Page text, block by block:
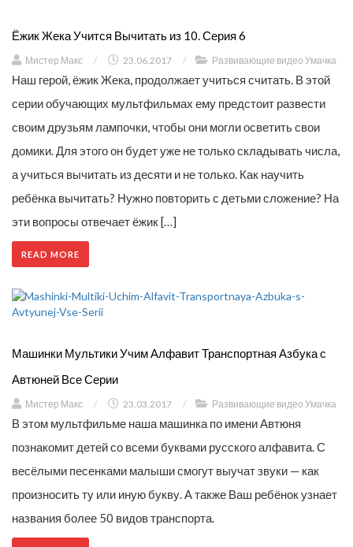
Ёжик Жека Учится Вычитать из 10. Серия 6
Мистер Макс / 23.06.2017 / Развивающие видео Умачка
Наш герой, ёжик Жека, продолжает учиться считать. В этой
серии обучающих мультфильмах ему предстоит развести
своим друзьям лампочки, чтобы они могли осветить свои
домики. Для этого он будет уже не только складывать числа,
а учиться вычитать из десяти и не только. Как научить
ребёнка вычитать? Нужно повторить с детьми сложение? На
эти вопросы отвечает ёжик […]
READ MORE
Машинки Мультики Учим Алфавит Транспортная Азбука с
Автюней Все Серии
Мистер Макс / 23.03.2017 / Развивающие видео Умачка
В этом мультфильме наша машинка по имени Автюня
познакомит детей со всеми буквами русского алфавита. С
весёлыми песенками малыши смогут выучат звуки — как
произносить ту или иную букву. А также Ваш ребёнок узнает
названия более 50 видов транспорта.